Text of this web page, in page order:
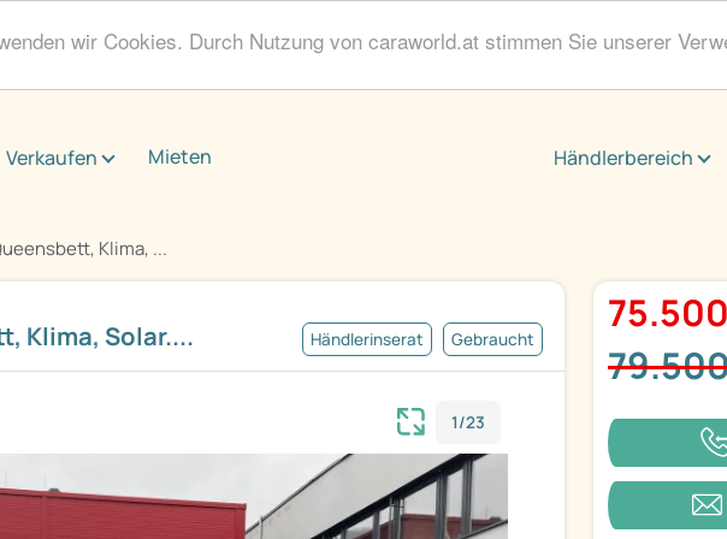
wir Cookies. Durch Nutzung von caraworld.at stimmen Sie unserer
Verkaufen Mieten Händlerbereich
Klima, ...
Klima, Solar.... Händlerinserat Gebraucht
1/23